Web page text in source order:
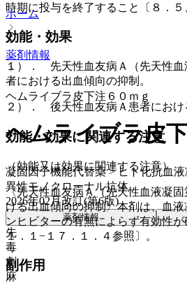
時期に投与を終了すること〔８．５
効能・効果
１）． 先天性血友病Ａ（先天性血
者における出血傾向の抑制。
２）． 後天性血友病Ａ患者におけ
効能・効果に関連する注意
（効能又は効果に関連する注意）
〈先天性血友病Ａ（先天性血液凝
ける出血傾向の抑制〉本剤は、血
ンヒビターの有無によらず有効性
１．１−１７．１．４参照〕。
副作用
ホーム
薬剤情報
ヘムライブラ皮下注６０ｍｇ
ヘムライブラ皮
凝固因子機能代替薬 > ヒト化抗血
異性モノクローナル抗体
2026年02月改訂(第6版)
薬剤情報
先
毒
劇
麻